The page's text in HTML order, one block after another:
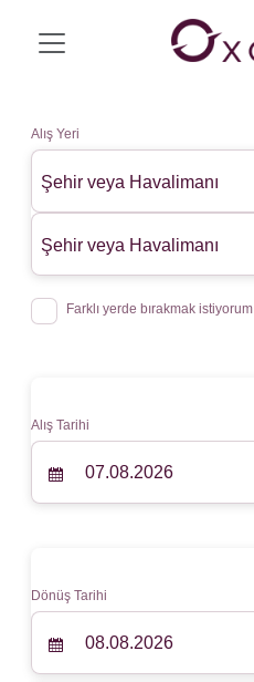
Alış Yeri
Şehir veya Havalimanı
Şehir veya Havalimanı
Farklı yerde bırakmak istiyorum
Alış Tarihi
Dönüş Tarihi